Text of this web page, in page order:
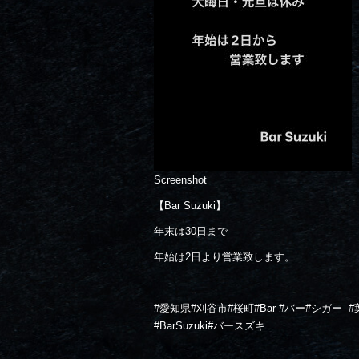
Screenshot
【Bar Suzuki】
年末は30日まで
年始は2日より営業致します。
#愛知県#刈谷市#桜町#Bar #バー#シガー #
#BarSuzuki#バースズキ